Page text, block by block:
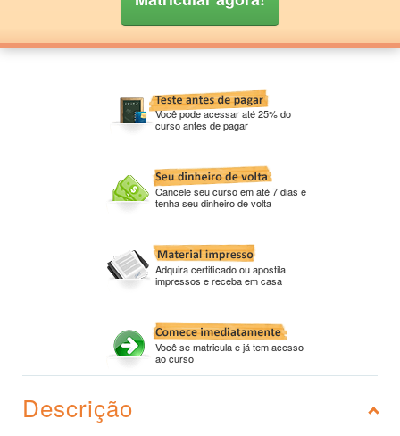
Você pode acessar até 25% do
curso antes de pagar
Cancele seu curso em até 7 dias e
tenha seu dinheiro de volta
Adquira certificado ou apostila
impressos e receba em casa
Você se matricula e já tem acesso
ao curso
Descrição